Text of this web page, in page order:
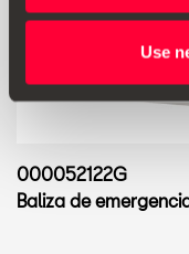
Use
000052122G
Baliza de